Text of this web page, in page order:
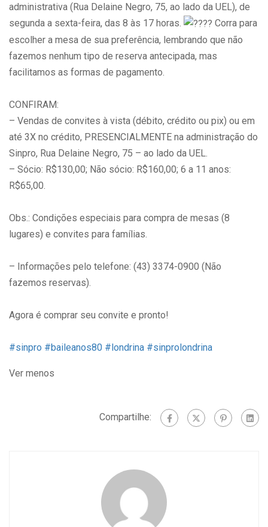
administrativa (Rua Delaine Negro, 75, ao lado da UEL), de
segunda a sexta-feira, das 8 às 17 horas.
Corra para
escolher a mesa de sua preferência, lembrando que não
fazemos nenhum tipo de reserva antecipada, mas
facilitamos as formas de pagamento.
CONFIRAM:
– Vendas de convites à vista (débito, crédito ou pix) ou em
até 3X no crédito, PRESENCIALMENTE na administração do
Sinpro, Rua Delaine Negro, 75 – ao lado da UEL.
– Sócio: R$130,00; Não sócio: R$160,00; 6 a 11 anos:
R$65,00.
Obs.: Condições especiais para compra de mesas (8
lugares) e convites para famílias.
– Informações pelo telefone: (43) 3374-0900 (Não
fazemos reservas).
Agora é comprar seu convite e pronto!
#sinpro #baileanos80 #londrina #sinprolondrina
Ver menos
Compartilhe: